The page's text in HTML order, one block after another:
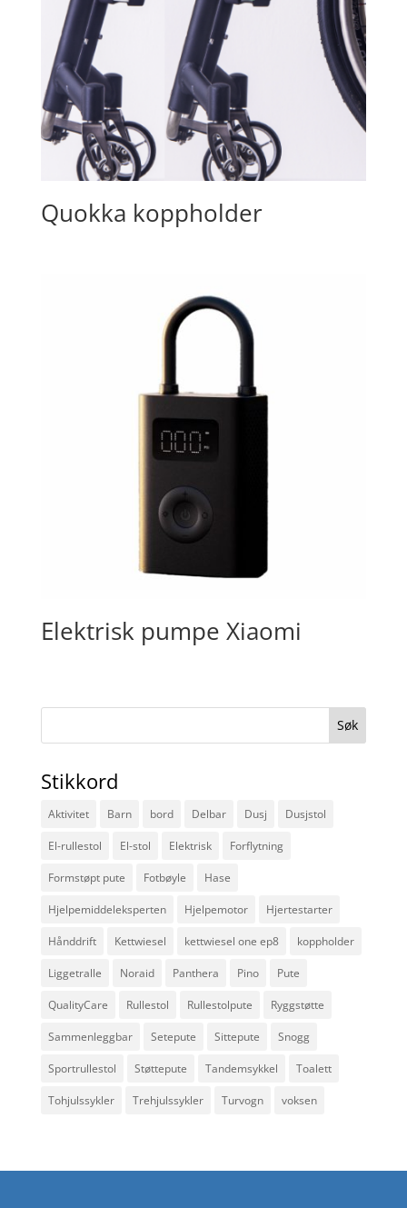
Quokka koppholder
Elektrisk pumpe Xiaomi
Søk
Stikkord
Aktivitet Barn bord Delbar Dusj Dusjstol
El-rullestol El-stol Elektrisk Forflytning
Formstøpt pute Fotbøyle Hase
Hjelpemiddeleksperten Hjelpemotor Hjertestarter
Hånddrift Kettwiesel kettwiesel one ep8 koppholder
Liggetralle Noraid Panthera Pino Pute
QualityCare Rullestol Rullestolpute Ryggstøtte
Sammenleggbar Setepute Sittepute Snogg
Sportrullestol Støttepute Tandemsykkel Toalett
Tohjulssykler Trehjulssykler Turvogn voksen